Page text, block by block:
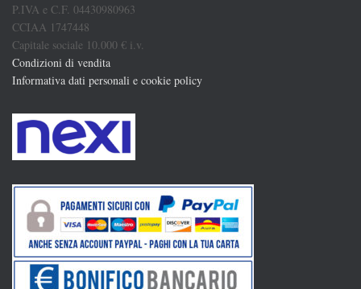
P.IVA e C.F. 04430980963
CCIAA 1747448
Capitale sociale 10.000 € i.v.
Condizioni di vendita
Informativa dati personali e cookie policy